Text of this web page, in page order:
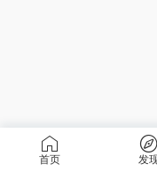
首页 发